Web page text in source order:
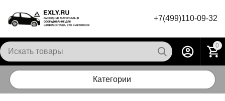
+7(499)110-09-32
0
Категории